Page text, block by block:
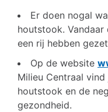
Er doen nogal
houtstook.
een rij hebben
Op de website
Milieu Centraal
houtstook en de
gezondheid.